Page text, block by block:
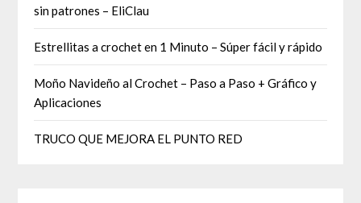
sin patrones – EliClau
Estrellitas a crochet en 1 Minuto – Súper fácil y rápido
Moño Navideño al Crochet – Paso a Paso + Gráfico y
Aplicaciones
TRUCO QUE MEJORA EL PUNTO RED